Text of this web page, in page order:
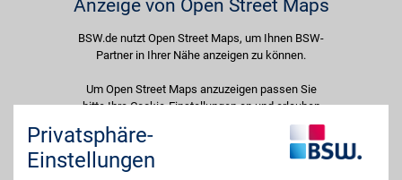
Anzeige von Open Street Maps
BSW.de nutzt Open Street Maps, um Ihnen BSW-
Partner in Ihrer Nähe anzeigen zu können.
Um Open Street Maps anzuzeigen passen Sie
bitte Ihre Cookie-Einstellungen an und erlauben
Sie "Externe Inhalte". Diese Auswahl können Sie
jederzeit über die Cookie-Einstellungen im
unteren Seitenbereich ändern.
Privatsphäre-
Einstellungen